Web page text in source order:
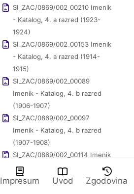
Impresum Uvod Zgodovina
SI_ZAC/0869/002_00210 Imenik
- Katalog, 4. a razred (1923-
1924)
SI_ZAC/0869/002_00153 Imenik
- Katalog, 4. a razred (1914-
1915)
SI_ZAC/0869/002_00089
Imenik - Katalog, 4. b razred
(1906-1907)
SI_ZAC/0869/002_00097
Imenik - Katalog, 4. b razred
(1907-1908)
SI_ZAC/0869/002_00114 Imenik
- Katalog, 4. b razred (1909-
1910)